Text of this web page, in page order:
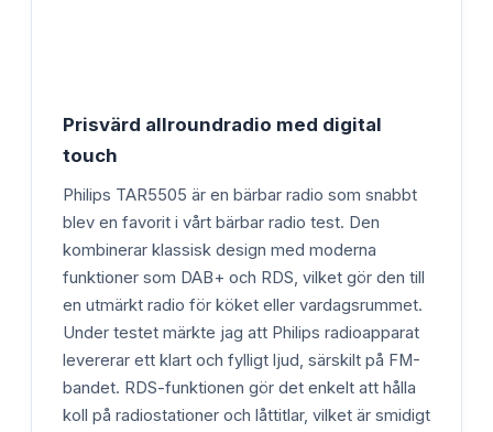
Prisvärd allroundradio med digital
touch
Philips TAR5505 är en bärbar radio som snabbt
blev en favorit i vårt bärbar radio test. Den
kombinerar klassisk design med moderna
funktioner som DAB+ och RDS, vilket gör den till
en utmärkt radio för köket eller vardagsrummet.
Under testet märkte jag att Philips radioapparat
levererar ett klart och fylligt ljud, särskilt på FM-
bandet. RDS-funktionen gör det enkelt att hålla
koll på radiostationer och låttitlar, vilket är smidigt